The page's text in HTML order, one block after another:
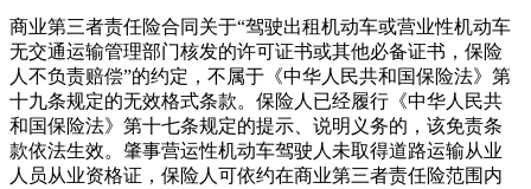
商业第三者责任险合同关于“驾驶出租机动车或营业性机动车
无交通运输管理部门核发的许可证书或其他必备证书，保险
人不负责赔偿”的约定，不属于《中华人民共和国保险法》第
十九条规定的无效格式条款。保险人已经履行《中华人民共
和国保险法》第十七条规定的提示、说明义务的，该免责条
款依法生效。肇事营运性机动车驾驶人未取得道路运输从业
人员从业资格证，保险人可依约在商业第三者责任险范围内